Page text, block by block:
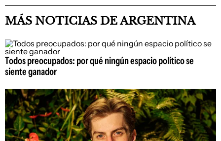
MÁS NOTICIAS DE ARGENTINA
Todos preocupados: por qué ningún espacio político se
siente ganador